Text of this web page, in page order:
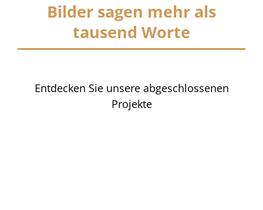
Bilder sagen mehr als
tausend Worte
Entdecken Sie unsere abgeschlossenen
Projekte